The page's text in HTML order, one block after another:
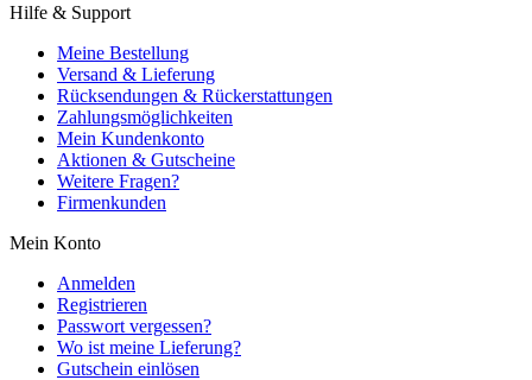
Hilfe & Support
Meine Bestellung
Versand & Lieferung
Rücksendungen & Rückerstattungen
Zahlungsmöglichkeiten
Mein Kundenkonto
Aktionen & Gutscheine
Weitere Fragen?
Firmenkunden
Mein Konto
Anmelden
Registrieren
Passwort vergessen?
Wo ist meine Lieferung?
Gutschein einlösen